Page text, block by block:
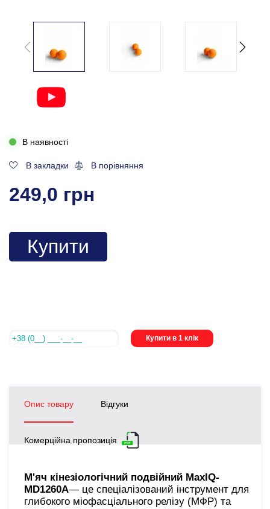
В наявності
В закладки В порівняння
249,0 грн
Купити
Купити в 1 клік
Опис товару Відгуки
Комерційна пропозиція
М'яч кінезіологічний подвійний MaxIQ-
MD1260А— це спеціалізований інструмент для
глибокого міофасціального релізу (МФР) та